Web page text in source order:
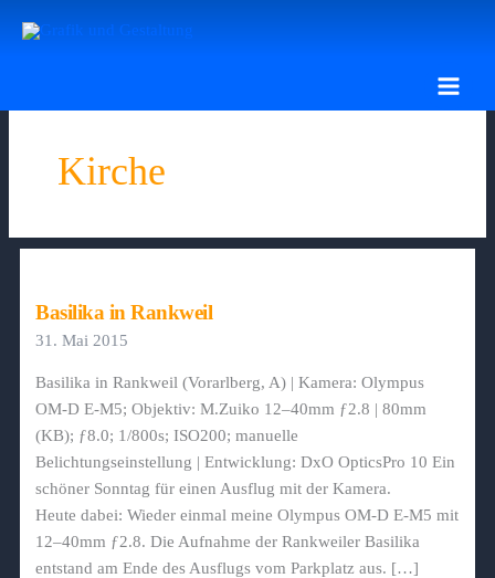
Inhalt
Kirche
Basilika in Rankweil
31. Mai 2015
Basilika in Rankweil (Vorarlberg, A) | Kamera: Olympus
OM-D E-M5; Objektiv: M.Zuiko 12–40mm ƒ2.8 | 80mm
(KB); ƒ8.0; 1/800s; ISO200; manuelle
Belichtungseinstellung | Entwicklung: DxO OpticsPro 10 Ein
schöner Sonntag für einen Ausflug mit der Kamera.
Heute dabei: Wieder einmal meine Olympus OM-D E-M5 mit
12–40mm ƒ2.8. Die Aufnahme der Rankweiler Basilika
entstand am Ende des Ausflugs vom Parkplatz aus. […]